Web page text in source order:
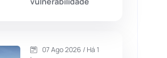
07 Ago 2026 / Há 1